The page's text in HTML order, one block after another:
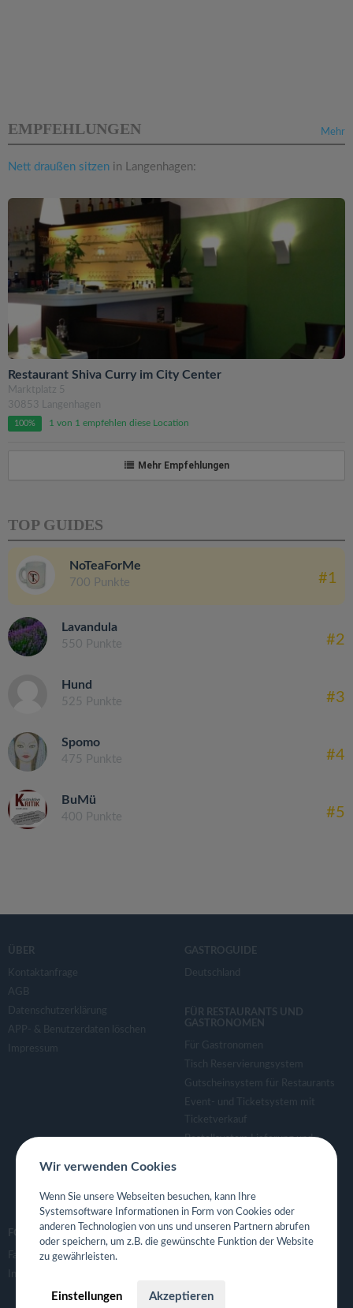
Mehr
EMPFEHLUNGEN
Nett draußen sitzen in Langenhagen:
Restaurant Shiva Curry im City Center
Marktplatz 5
30853 Langenhagen
100% 1 von 1 empfehlen diese Location
Mehr Empfehlungen
TOP GUIDES
NoTeaForMe
700 Punkte #1
Lavandula
550 Punkte #2
Hund
525 Punkte #3
Spomo
475 Punkte #4
BuMü
400 Punkte #5
ÜBER
Kontaktanfrage
AGB
Datenschutzerklärung
APP- & Benutzerdaten löschen
Impressum
GASTROGUIDE
Deutschland
FÜR RESTAURANTS UND
GASTRONOMEN
Für Gastronomen
Tisch Reservierungsystem
Gutscheinsystem für Restaurants
Event- und Ticketsystem mit
Ticketverkauf
Bestellsystem Lieferung und
Eigene App für Restaurant
FOLGE UNS
Facebook
Instagram
Wir verwenden Cookies
Wenn Sie unsere Webseiten besuchen, kann Ihre
Systemsoftware Informationen in Form von Cookies oder
anderen Technologien von uns und unseren Partnern abrufen
oder speichern, um z.B. die gewünschte Funktion der Website
zu gewährleisten.
Einstellungen Akzeptieren